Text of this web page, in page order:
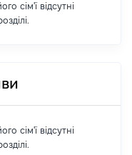
сім'ї відсутні
сім'ї відсутні